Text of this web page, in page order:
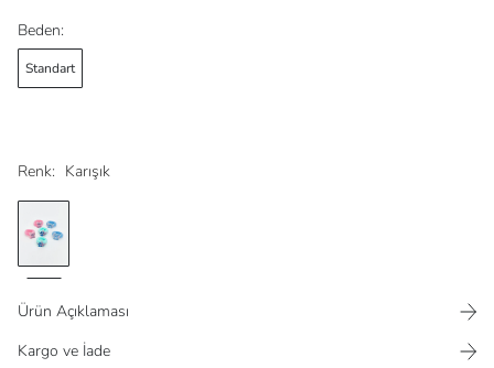
Renk: Karışık
Beden:
Standart
Ürün Açıklaması
Kargo ve İade